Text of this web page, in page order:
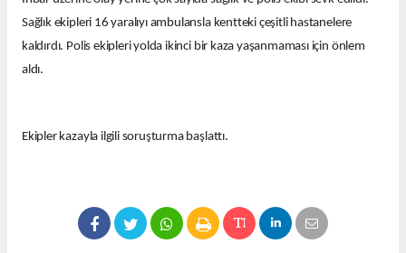
Sağlık ekipleri 16 yaralıyı ambulansla kentteki çeşitli hastanelere
kaldırdı. Polis ekipleri yolda ikinci bir kaza yaşanmaması için önlem
aldı.
Ekipler kazayla ilgili soruşturma başlattı.